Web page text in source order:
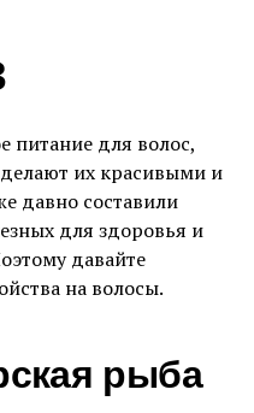
питание для волос,
их красивыми и
давно составили
для здоровья и
давайте
на волосы.
рыба